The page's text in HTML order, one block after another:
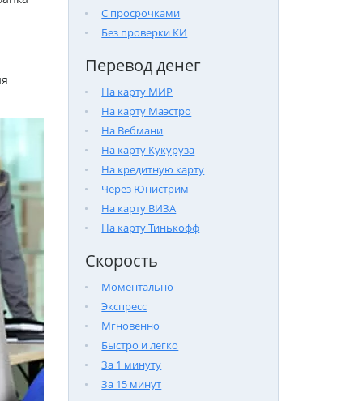
С просрочками
Без проверки КИ
Перевод денег
На карту МИР
На карту Маэстро
На Вебмани
На карту Кукуруза
На кредитную карту
Через Юнистрим
На карту ВИЗА
На карту Тинькофф
Скорость
Моментально
Экспресс
Мгновенно
Быстро и легко
За 1 минуту
За 15 минут